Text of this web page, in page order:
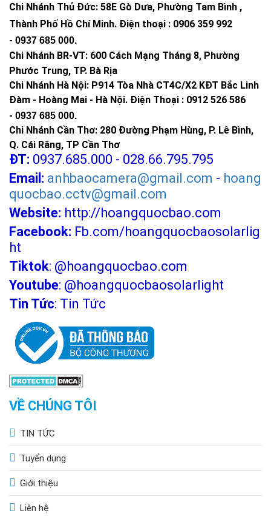
Chi Nhánh Thủ Đức: 58E Gò Dưa, Phường Tam Bình ,
Thành Phố Hồ Chí Minh. Điện thoại : 0906 359 992
- 0937 685 000.
Chi Nhánh BR-VT: 600 Cách Mạng Tháng 8, Phường
Phước Trung, TP. Bà Rịa
Chi Nhánh Hà Nội: P914 Tòa Nhà CT4C/X2 KĐT Bắc Linh
Đàm - Hoàng Mai - Hà Nội. Điện Thoại : 0912 526 586
- 0937 685 000.
Chi Nhánh Cần Thơ: 280 Đường Phạm Hùng, P. Lê Bình,
Q. Cái Răng, TP Cần Thơ
ĐT: 0937.685.000 - 028.66.795.795
Email: anhbaocamera@gmail.com - hoang
quocbao.cctv@gmail.com
Website: http://hoangquocbao.com
Facebook: Fb.com/hoangquocbaosolarlig
ht
Tiktok: @hoangquocbao.com
Youtube: @hoangquocbaosolarlight
Tin Tức: Tin Tức
VỀ CHÚNG TÔI
TIN TỨC
Tuyển dụng
Giới thiệu
Liên hệ